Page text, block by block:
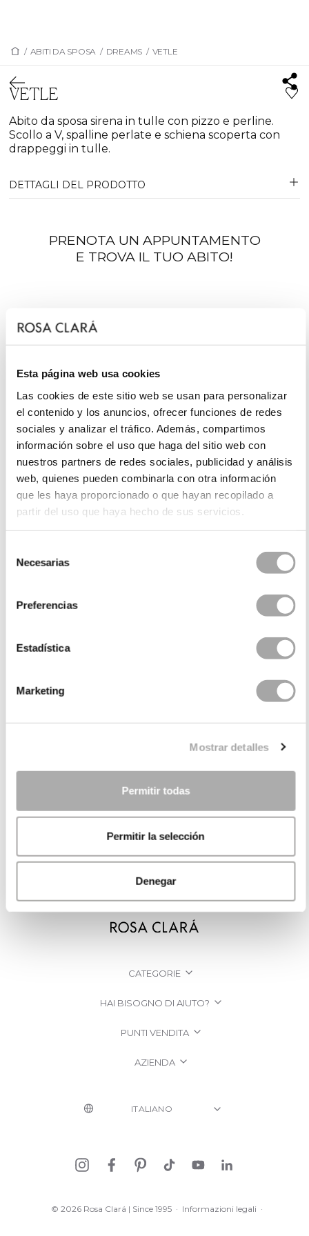
Esta página web usa cookies
Las cookies de este sitio web se usan para personalizar
el contenido y los anuncios, ofrecer funciones de redes
sociales y analizar el tráfico. Además, compartimos
información sobre el uso que haga del sitio web con
nuestros partners de redes sociales, publicidad y análisis
web, quienes pueden combinarla con otra información
que les haya proporcionado o que hayan recopilado a
partir del uso que haya hecho de sus servicios.
Necesarias
Preferencias
Estadística
Marketing
Mostrar detalles
Permitir todas
Permitir la selección
Denegar
/ ABITI DA SPOSA / DREAMS / VETLE
VETLE
Abito da sposa sirena in tulle con pizzo e perline.
Scollo a V, spalline perlate e schiena scoperta con
drappeggi in tulle.
DETTAGLI DEL PRODOTTO
PRENOTA UN APPUNTAMENTO
E TROVA IL TUO ABITO!
CATEGORIE
HAI BISOGNO DI AIUTO?
PUNTI VENDITA
AZIENDA
© 2026 Rosa Clará | Since 1995 · Informazioni legali ·